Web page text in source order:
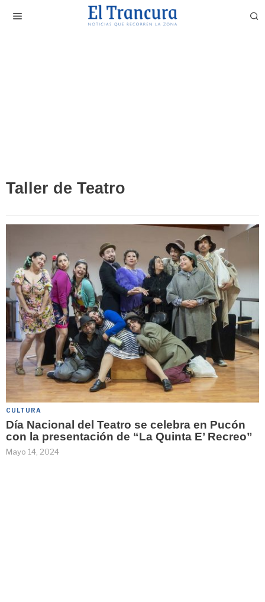
Taller de Teatro
CULTURA
Día Nacional del Teatro se celebra en Pucón
con la presentación de “La Quinta E’ Recreo”
Mayo 14, 2024